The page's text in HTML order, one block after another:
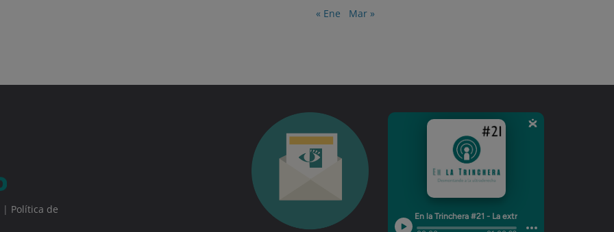
« Ene Mar »
| Política de